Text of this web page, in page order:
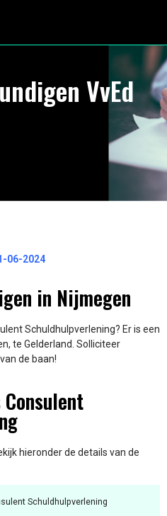
VvEd
06-2024
in Nijmegen
Schuldhulpverlening? Er is een
te Gelderland. Solliciteer
de baan!
hieronder de details van de
Schuldhulpverlening